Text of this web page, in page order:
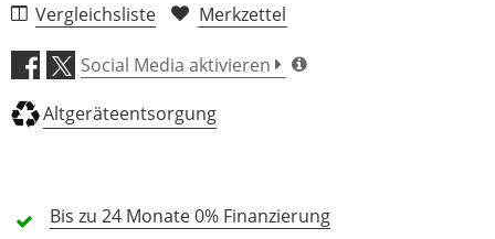
Batteriebetrieb
-
Breite (mm)
Länge (mm)
-
Höhe (mm)
Verarbeitung (4,5)
Features (5,0)
Vergleichsliste Merkzettel
Social Media aktivieren
Altgeräteentsorgung
Bis zu 24 Monate0% Finanzierung